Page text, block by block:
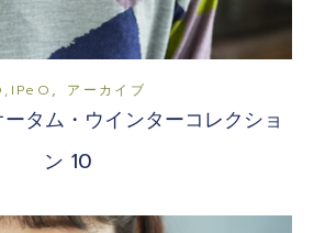
, アーカイブ
タム・ウインターコレクショ
ン 10